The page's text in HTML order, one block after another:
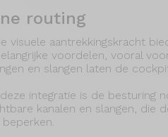
routing
visuele aantrekkingskracht
voordelen, vooral
en slangen laten de
deze integratie is de besturing
kanalen en slangen, die